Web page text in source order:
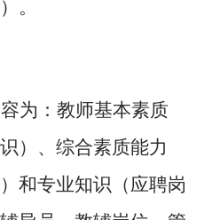
。
为：教师基本素质
）、综合素质能力
和专业知识（应聘岗